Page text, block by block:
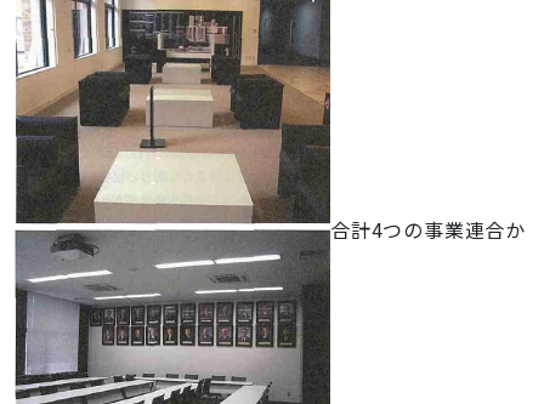
合計4つの事業連合か